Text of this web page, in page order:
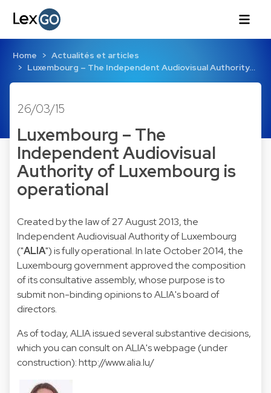
Home
Actualités et articles
Luxembourg – The Independent Audiovisual Authority…
26/03/15
Luxembourg – The
Independent Audiovisual
Authority of Luxembourg is
operational
Created by the law of 27 August 2013, the
Independent Audiovisual Authority of Luxembourg
("ALIA") is fully operational. In late October 2014, the
Luxembourg government approved the composition
of its consultative assembly, whose purpose is to
submit non-binding opinions to ALIA's board of
directors.
As of today, ALIA issued several substantive decisions,
which you can consult on ALIA's webpage (under
construction):http://www.alia.lu/